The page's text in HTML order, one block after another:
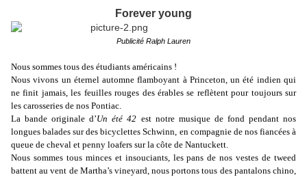
Forever young
Publicité Ralph Lauren
Nous sommes tous des étudiants américains !
Nous vivons un éternel automne flamboyant à Princeton, un été indien qui
ne finit jamais, les feuilles rouges des érables se reflètent pour toujours sur
les carosseries de nos Pontiac.
La bande originale d’Un été 42 est notre musique de fond pendant nos
longues balades sur des bicyclettes Schwinn, en compagnie de nos fiancées à
queue de cheval et penny loafers sur la côte de Nantuckett.
Nous sommes tous minces et insouciants, les pans de nos vestes de tweed
battent au vent de Martha’s vineyard, nous portons tous des pantalons chino,